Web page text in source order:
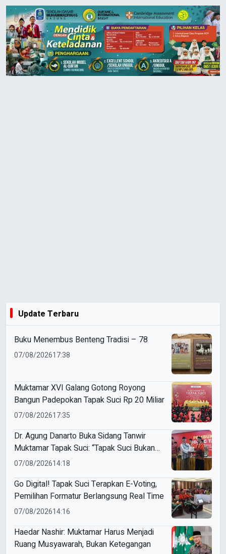
Update Terbaru
Buku Menembus Benteng Tradisi – 78
07/08/202617:38
Muktamar XVI Galang Gotong Royong
Bangun Padepokan Tapak Suci Rp 20 Miliar
07/08/202617:35
Dr. Agung Danarto Buka Sidang Tanwir
Muktamar Tapak Suci: “Tapak Suci Bukan
Organisasi Ko Ping Ho dan Dracin”
07/08/202614:18
Go Digital! Tapak Suci Terapkan E-Voting,
Pemilihan Formatur Berlangsung Real Time
07/08/202614:16
Haedar Nashir: Muktamar Harus Menjadi
Ruang Musyawarah, Bukan Ketegangan